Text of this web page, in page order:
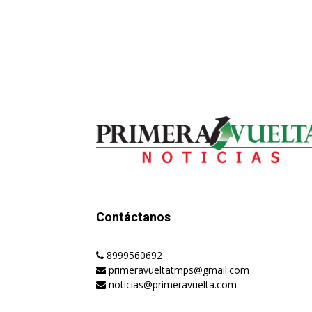
Contáctanos
8999560692
primeravueltatmps@gmail.com
noticias@primeravuelta.com